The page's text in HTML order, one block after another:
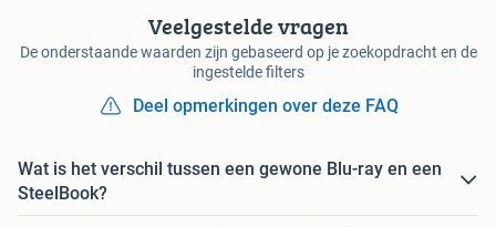
Veelgestelde vragen
De onderstaande waarden zijn gebaseerd op je zoekopdracht en de
ingestelde filters
Deel opmerkingen over deze FAQ
Wat is het verschil tussen een gewone Blu-ray en een
SteelBook?